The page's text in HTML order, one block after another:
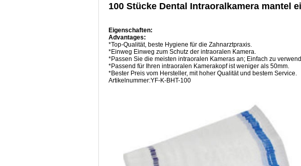
100 Stücke Dental Intraoralkamera mantel
Eigenschaften:
Advantages:
*Top-Qualität, beste Hygiene für die Zahnarztpraxis.
*Einweg Einweg zum Schutz der intraoralen Kamera.
*Passen Sie die meisten intraoralen Kameras an; Einfach zu
*Passend für Ihren intraoralen Kamerakopf ist weniger als 50mm.
*Bester Preis vom Hersteller, mit hoher Qualität und bestem Service.
Artikelnummer:YF-K-BHT-100